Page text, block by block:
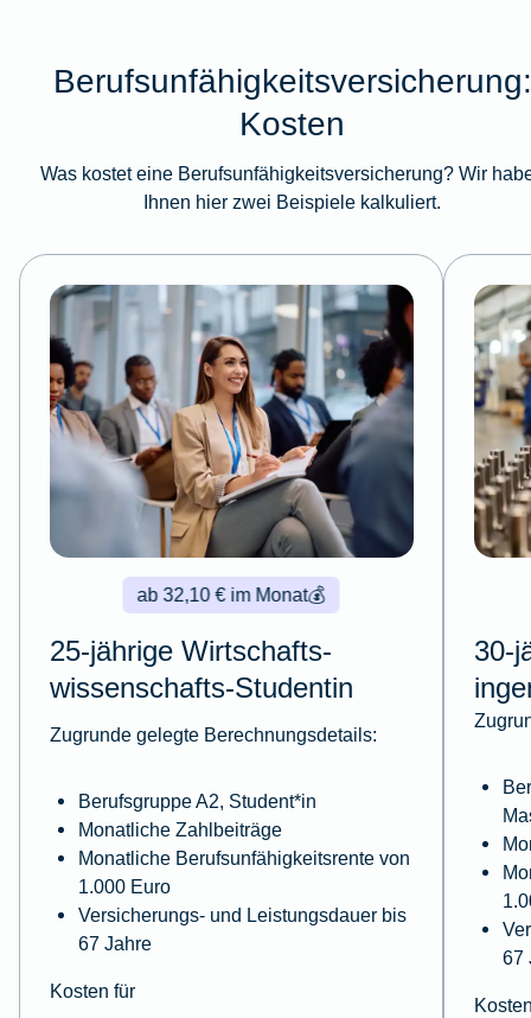
Berufsunfähigkeitsversicherung:
Kosten
Was kostet eine Berufsunfähigkeitsversicherung? Wir
Ihnen hier zwei Beispiele kalkuliert.
💰
ab 32,10 € im Monat
25-jährige Wirtschafts­
wissenschafts-Studentin
Zugrunde gelegte Berechnungsdetails:
Berufsgruppe A2, Student*in
Monatliche Zahlbeiträge
Monatliche Berufsunfähigkeitsrente von
1.000 Euro
Versicherungs- und Leistungsdauer bis
67 Jahre
Kosten für
30-
67